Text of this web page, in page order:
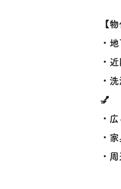
【
・
・
・
💅
・
・
・